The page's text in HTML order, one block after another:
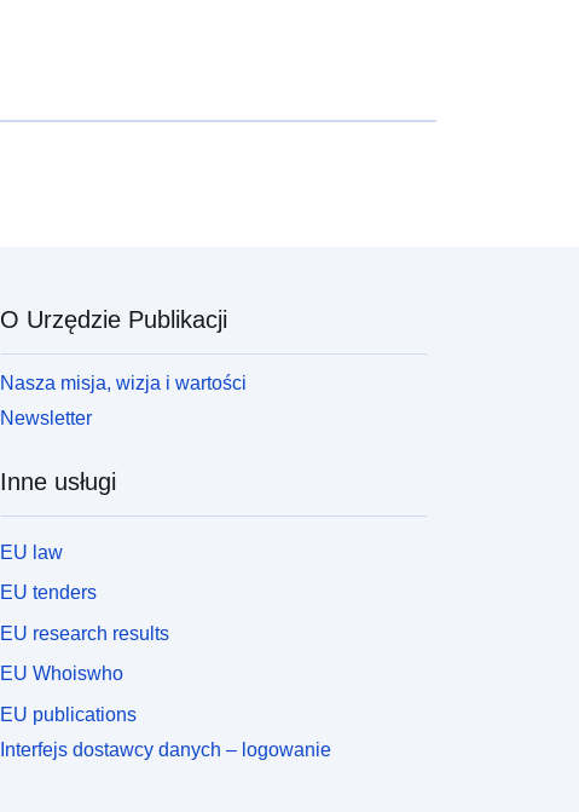
O Urzędzie Publikacji
Nasza misja, wizja i wartości
Newsletter
Inne usługi
EU law
EU tenders
EU research results
EU Whoiswho
EU publications
Interfejs dostawcy danych – logowanie